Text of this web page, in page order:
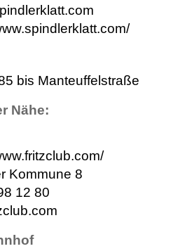
bis Manteuffelstraße
Nähe:
Kommune 8
12 80